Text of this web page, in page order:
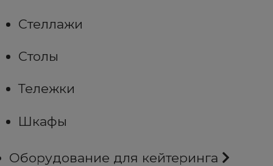
Стеллажи
Столы
Тележки
Шкафы
Оборудование для кейтеринга